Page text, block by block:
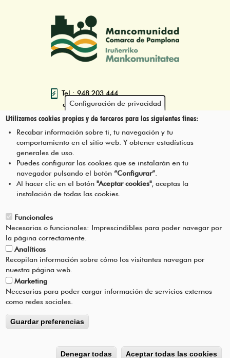
Tel.: 948 203 444
atencion@mancoeduca.com
Programa de Educación Ambiental
Escolar de la Mancomunidad de la
Pie
Menú
CONTÁCTANOS
CONDICIONES DEL SERVICIO
POLÍTICA DE PRIVACIDAD
Copyright ©2026l TODOS LOS DERECHOS RESERVADOS
Configuración de privacidad
Utilizamos cookies propias y de terceros para los siguientes fines:
Recabar información sobre ti, tu navegación y tu
comportamiento en el sitio web. Y obtener estadísticas
generales de uso.
Puedes configurar las cookies que se instalarán en tu
navegador pulsando el botón“Configurar”
Al hacer clic en el botón"Aceptar cookies", aceptas la
instalación de todas las cookies.
Funcionales
Necesarias o funcionales: Imprescindibles para poder navegar por
la página correctamente.
Analíticas
Recopilan información sobre cómo los visitantes navegan por
nuestra página web.
Marketing
Necesarias para poder cargar información de servicios externos
como redes sociales.
Guardar preferencias
Denegar todas Aceptar todas las cookies